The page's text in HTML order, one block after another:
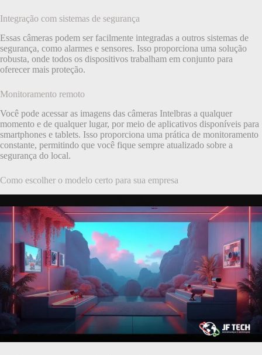
Integração com sistemas de segurança
Essas câmeras podem ser facilmente integradas a outros sistemas de
segurança, como alarmes e sensores. Isso proporciona uma solução
robusta, onde todos os dispositivos trabalham em conjunto para
oferecer mais proteção.
Monitoramento remoto
Você pode acessar as imagens das câmeras Intelbras a qualquer
momento e de qualquer lugar, por meio de aplicativos disponíveis para
smartphones e tablets. Isso proporciona uma prática de monitoramento
constante, permitindo que você fique sempre atualizado sobre a
segurança do local.
Como escolher o modelo certo para sua empresa